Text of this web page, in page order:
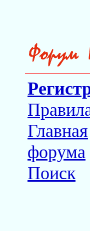
Главная
форума
Поиск